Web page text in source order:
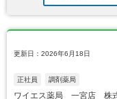
更新日：2026年6月18日
正社員 調剤薬局
ワイエス薬局 一宮店 株